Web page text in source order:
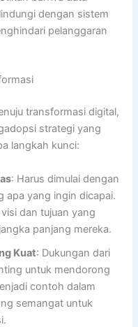
dengan sistem
pelanggaran
transformasi digital,
strategi yang
langkah kunci:
: Harus dimulai dengan
apa yang ingin dicapai.
dan tujuan yang
panjang mereka.
Kuat: Dukungan dari
untuk mendorong
contoh dalam
semangat untuk